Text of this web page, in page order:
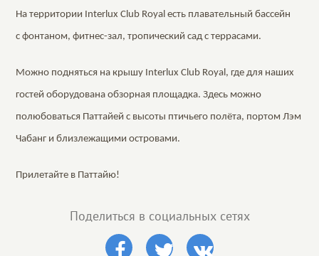
На территории Interlux Club Royal есть плавательный бассейн
с фонтаном, фитнес-зал, тропический сад с террасами.
Можно подняться на крышу Interlux Club Royal, где для наших
гостей оборудована обзорная площадка. Здесь можно
полюбоваться Паттайей с высоты птичьего полёта, портом Лэм
Чабанг и близлежащими островами.
Прилетайте в Паттайю!
Поделиться в социальных сетях